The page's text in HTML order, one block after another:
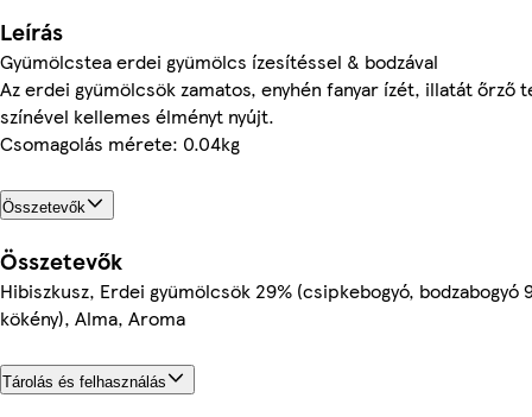
Leírás
Gyümölcstea erdei gyümölcs ízesítéssel & bodzával
Az erdei gyümölcsök zamatos, enyhén fanyar ízét, illatát őrző
színével kellemes élményt nyújt.
Csomagolás mérete: 0.04kg
Összetevők
Összetevők
Hibiszkusz, Erdei gyümölcsök 29% (csipkebogyó, bodzabogyó
kökény), Alma, Aroma
Tárolás és felhasználás